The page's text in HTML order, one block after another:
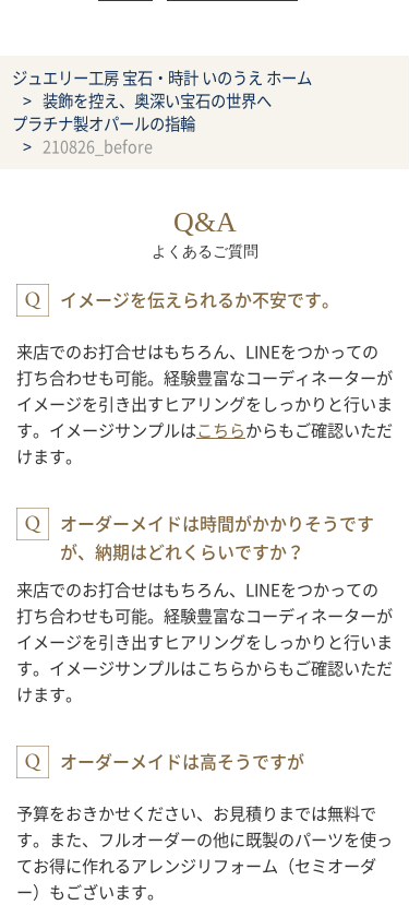
ジュエリー工房 宝石・時計 いのうえ ホーム
装飾を控え、奥深い宝石の世界へ
プラチナ製オパールの指輪
210826_before
Q&A
よくあるご質問
イメージを伝えられるか不安です。
来店でのお打合せはもちろん、LINEをつかっての
打ち合わせも可能。経験豊富なコーディネーターが
イメージを引き出すヒアリングをしっかりと行いま
す。イメージサンプルはこちらからもご確認いただ
けます。
オーダーメイドは時間がかかりそうです
が、納期はどれくらいですか？
来店でのお打合せはもちろん、LINEをつかっての
打ち合わせも可能。経験豊富なコーディネーターが
イメージを引き出すヒアリングをしっかりと行いま
す。イメージサンプルはこちらからもご確認いただ
けます。
オーダーメイドは高そうですが
予算をおきかせください、お見積りまでは無料で
す。また、フルオーダーの他に既製のパーツを使っ
てお得に作れるアレンジリフォーム（セミオーダ
ー）もございます。